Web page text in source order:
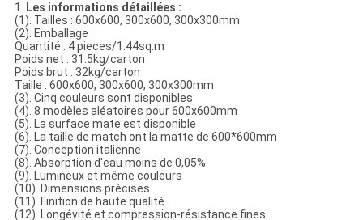
1. Les informations détaillées :
(1). Tailles : 600x600, 300x600, 300x300mm
(2). Emballage :
Quantité : 4 pieces/1.44sq.m
Poids net : 31.5kg/carton
Poids brut : 32kg/carton
Taille : 600x600, 300x600, 300x300mm
(3). Cinq couleurs sont disponibles
(4). 8 modèles aléatoires pour 600x600mm
(5). La surface mate est disponible
(6). La taille de match ont la matte de 600*600mm
(7). Conception italienne
(8). Absorption d'eau moins de 0,05%
(9). Lumineux et même couleurs
(10). Dimensions précises
(11). Finition de haute qualité
(12). Longévité et compression-résistance fines